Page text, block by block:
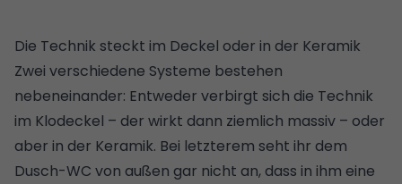
Die Technik steckt im Deckel oder in der Keramik
Zwei verschiedene Systeme bestehen
nebeneinander: Entweder verbirgt sich die Technik
im Klodeckel – der wirkt dann ziemlich massiv – oder
aber in der Keramik. Bei letzterem seht ihr dem
Dusch-WC von außen gar nicht an, dass in ihm eine